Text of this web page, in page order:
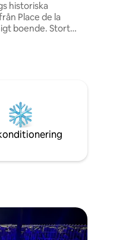
historiska
Place de la
boende. Stort
fullt
sovrum med
närhet. Gratis
promenad från